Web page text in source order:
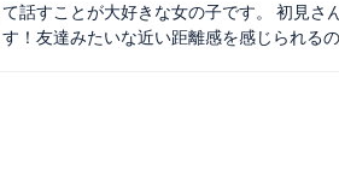
話すことが大好きな女の子です。 初見
！友達みたいな近い距離感を感じられる